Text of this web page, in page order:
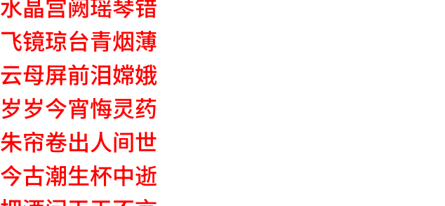
飞镜琼台青烟薄
云母屏前泪嫦娥
岁岁今宵悔灵药
朱帘卷出人间世
今古潮生杯中逝